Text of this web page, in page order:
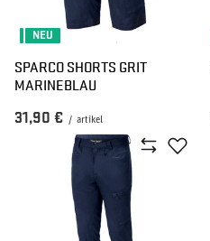
NEU
SPARCO SHORTS GRIT
MARINEBLAU
31,90 € / artikel